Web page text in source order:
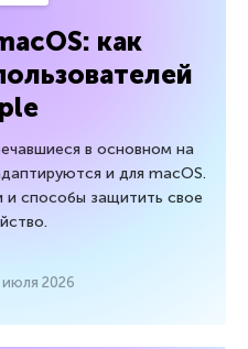
как
в основном на
и для macOS.
и способы защитить свое
июля 2026